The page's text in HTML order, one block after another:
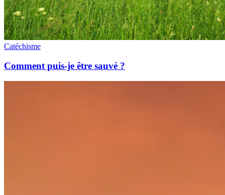
Catéchisme
Comment puis-je être sauvé ?